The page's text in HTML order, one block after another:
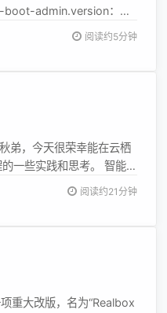
admin.version：
阅读约5分钟
弟，今天很荣幸能在云栖
一些实践和思考。 智能体
研学者，落地 AI 的企
阅读约21分钟
重大改版，名为“Realbox